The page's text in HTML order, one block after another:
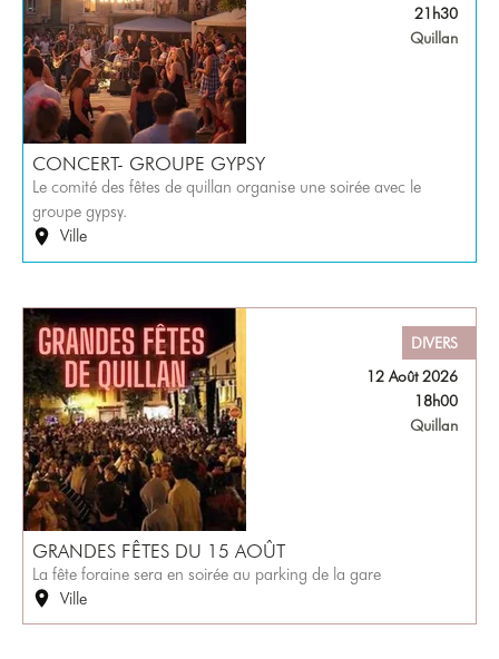
21h30
Quillan
CONCERT- GROUPE GYPSY
Le comité des fêtes de quillan organise une soirée avec le
groupe gypsy.
Ville
DIVERS
12 Août 2026
18h00
Quillan
GRANDES FÊTES DU 15 AOÛT
La fête foraine sera en soirée au parking de la gare
Ville